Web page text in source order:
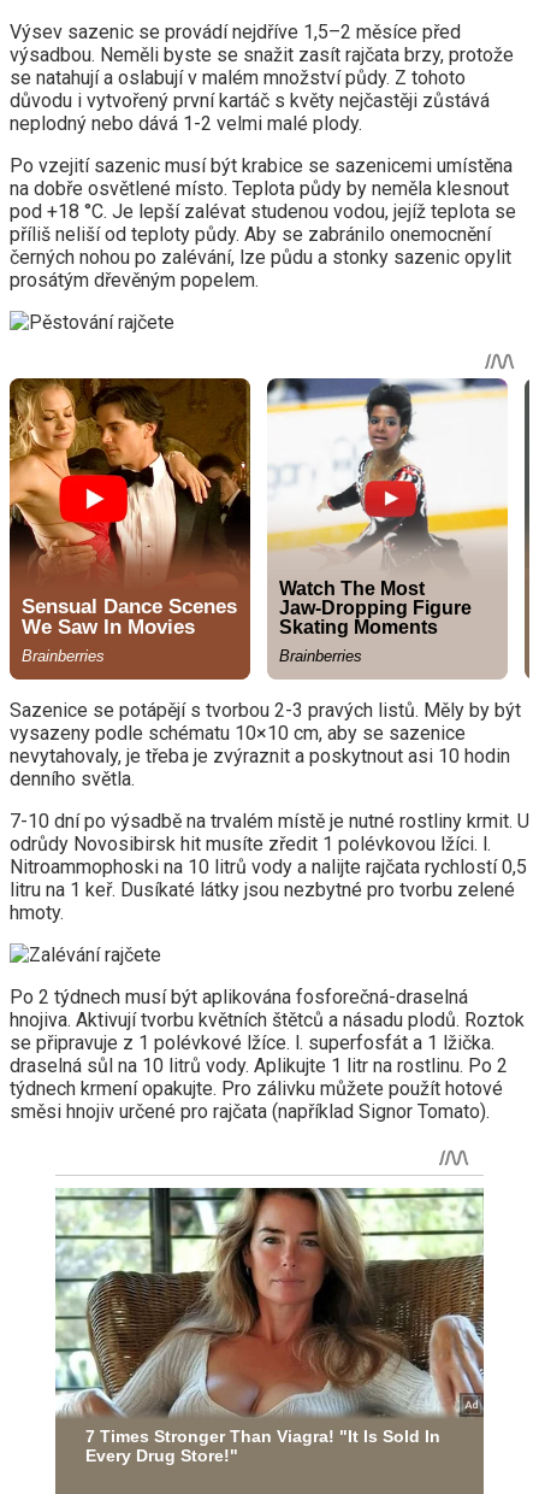
Výsev sazenic se provádí nejdříve 1,5–2 měsíce před
výsadbou. Neměli byste se snažit zasít rajčata brzy, protože
se natahují a oslabují v malém množství půdy. Z tohoto
důvodu i vytvořený první kartáč s květy nejčastěji zůstává
neplodný nebo dává 1-2 velmi malé plody.
Po vzejití sazenic musí být krabice se sazenicemi umístěna
na dobře osvětlené místo. Teplota půdy by neměla klesnout
pod +18 °C. Je lepší zalévat studenou vodou, jejíž teplota se
příliš neliší od teploty půdy. Aby se zabránilo onemocnění
černých nohou po zalévání, lze půdu a stonky sazenic opylit
prosátým dřevěným popelem.
Sazenice se potápějí s tvorbou 2-3 pravých listů. Měly by být
vysazeny podle schématu 10×10 cm, aby se sazenice
nevytahovaly, je třeba je zvýraznit a poskytnout asi 10 hodin
denního světla.
7-10 dní po výsadbě na trvalém místě je nutné rostliny krmit. U
odrůdy Novosibirsk hit musíte zředit 1 polévkovou lžíci. l.
Nitroammophoski na 10 litrů vody a nalijte rajčata rychlostí 0,5
litru na 1 keř. Dusíkaté látky jsou nezbytné pro tvorbu zelené
hmoty.
Po 2 týdnech musí být aplikována fosforečná-draselná
hnojiva. Aktivují tvorbu květních štětců a násadu plodů. Roztok
se připravuje z 1 polévkové lžíce. l. superfosfát a 1 lžička.
draselná sůl na 10 litrů vody. Aplikujte 1 litr na rostlinu. Po 2
týdnech krmení opakujte. Pro zálivku můžete použít hotové
směsi hnojiv určené pro rajčata (například Signor Tomato).